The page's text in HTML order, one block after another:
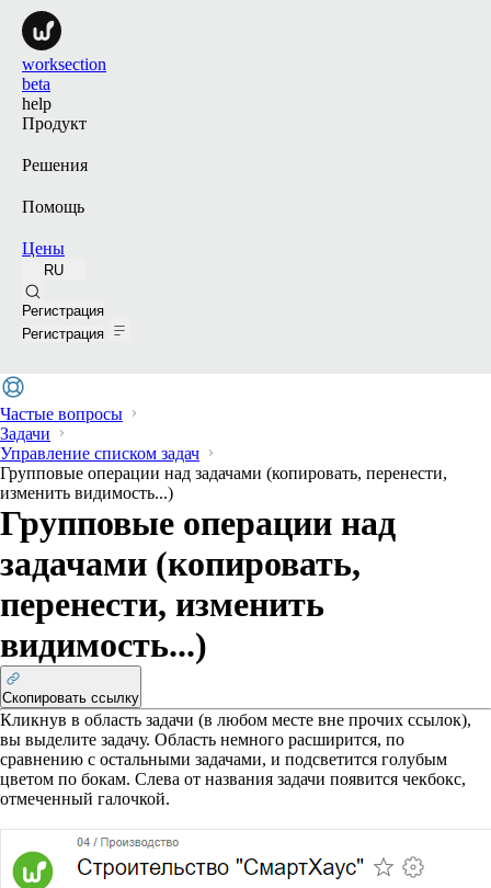
worksection
beta
help
Продукт
Решения
Помощь
Цены
RU
Регистрация
Регистрация
Частые вопросы
Задачи
Управление списком задач
Групповые операции над задачами (копировать, перенести,
изменить видимость...)
Групповые операции над
задачами (копировать,
перенести, изменить
видимость...)
Скопировать ссылку
Кликнув в область задачи (в любом месте вне прочих ссылок),
вы выделите задачу. Область немного расширится, по
сравнению с остальными задачами, и подсветится голубым
цветом по бокам. Слева от названия задачи появится чекбокс,
отмеченный галочкой.